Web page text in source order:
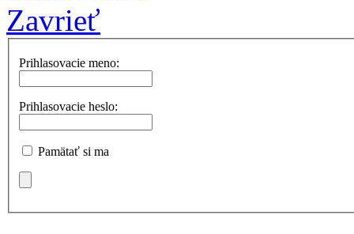
Zavrieť
Prihlasovacie meno:
Prihlasovacie heslo:
Pamätať si ma